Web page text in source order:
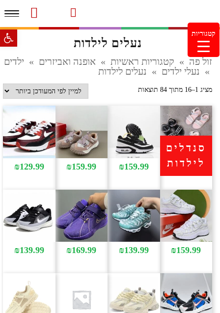
מוצרים חדשים
צור קשר מעקב הזמנות
מינימום הזמנה 99.99 ש"ח – משלוח חינם ברכישה מעל
נעלים לילדות
זול פה » קטגוריות ראשיות » אופנה ואביזרים » ילדים
» נעלי ילדים » נעלים לילדות
מציג 1–16 מתוך 84 תוצאות
ממוין
העדכני
ביותר
סנדלים
לילדות
₪159.99
₪159.99
₪129.99
₪159.99
₪139.99
₪169.99
₪139.99
קטגוריות פתח